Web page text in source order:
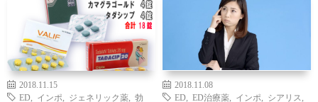
2018.11.15
ED
インポ ジェネリック薬
勃
2018.11.08
ED
ED治療薬 インポ シアリス